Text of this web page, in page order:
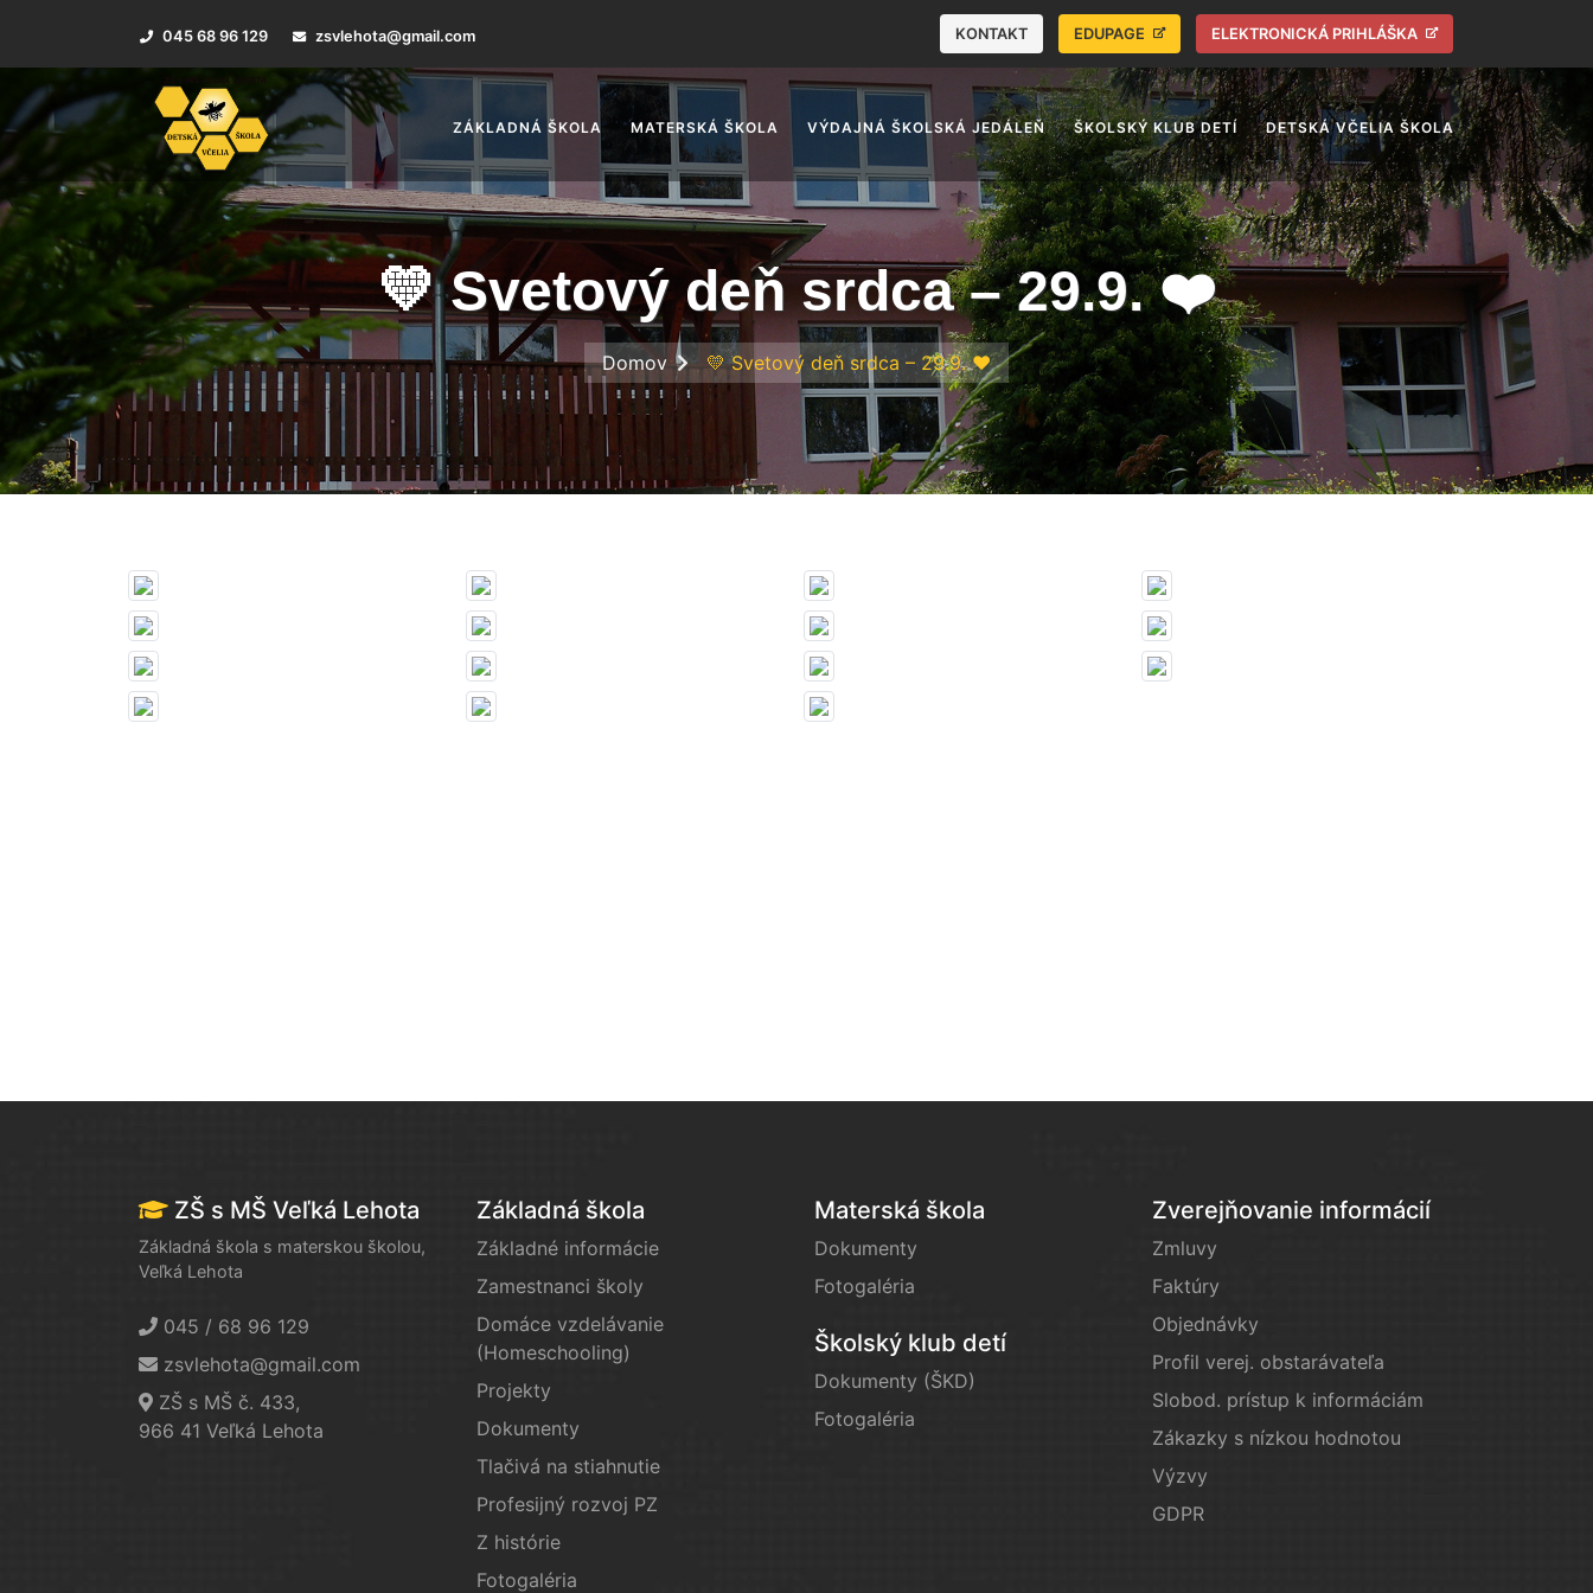
045 68 96 129 zsvlehota@gmail.com KONTAKT EDUPAGE ELEKTRONICKÁ PRIHLÁŠKA
ZÁKLADNÁ ŠKOLA MATERSKÁ ŠKOLA VÝDAJNÁ ŠKOLSKÁ JEDÁLEŇ ŠKOLSKÝ KLUB DETÍ DETSKÁ VČELIA ŠKOLA
💛 Svetový deň srdca – 29.9. ❤️
Domov 💛 Svetový deň srdca – 29.9. ❤️
ZŠ s MŠ Veľká Lehota
Základná škola s materskou školou,
Veľká Lehota
045 / 68 96 129
zsvlehota@gmail.com
ZŠ s MŠ č. 433,
966 41 Veľká Lehota
Základná škola
Základné informácie
Zamestnanci školy
Domáce vzdelávanie
(Homeschooling)
Projekty
Dokumenty
Tlačivá na stiahnutie
Profesijný rozvoj PZ
Z histórie
Fotogaléria
Materská škola
Dokumenty
Fotogaléria
Školský klub detí
Dokumenty (ŠKD)
Fotogaléria
Zverejňovanie informácií
Zmluvy
Faktúry
Objednávky
Profil verej. obstarávateľa
Slobod. prístup k informáciám
Zákazky s nízkou hodnotou
Výzvy
GDPR